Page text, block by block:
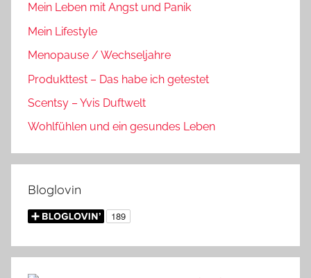
Mein Leben mit Angst und Panik
Mein Lifestyle
Menopause / Wechseljahre
Produkttest – Das habe ich getestet
Scentsy – Yvis Duftwelt
Wohlfühlen und ein gesundes Leben
Bloglovin